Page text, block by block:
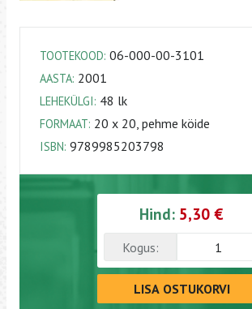
TOOTEKOOD: 06-000-00-3101
AASTA: 2001
LEHEKÜLGI: 48 lk
FORMAAT: 20 x 20, pehme köide
ISBN: 9789985203798
Hind: 5,30 €
Kogus:
LISA OSTUKORVI